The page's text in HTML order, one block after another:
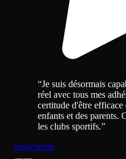
“Je suis désormais
réel avec tous mes
certitude d'être
enfants et des parents.
les clubs sportifs.”
association